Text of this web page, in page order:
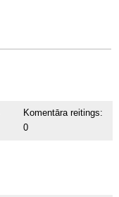
Komentāra reitings:
0